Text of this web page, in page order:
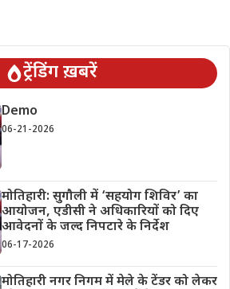
ट्रेंडिंग ख़बरें
Demo
06-21-2026
मोतिहारी: सुगौली में ‘सहयोग शिविर’ का
आयोजन, एडीसी ने अधिकारियों को दिए
आवेदनों के जल्द निपटारे के निर्देश
06-17-2026
मोतिहारी नगर निगम में मेले के टेंडर को लेकर